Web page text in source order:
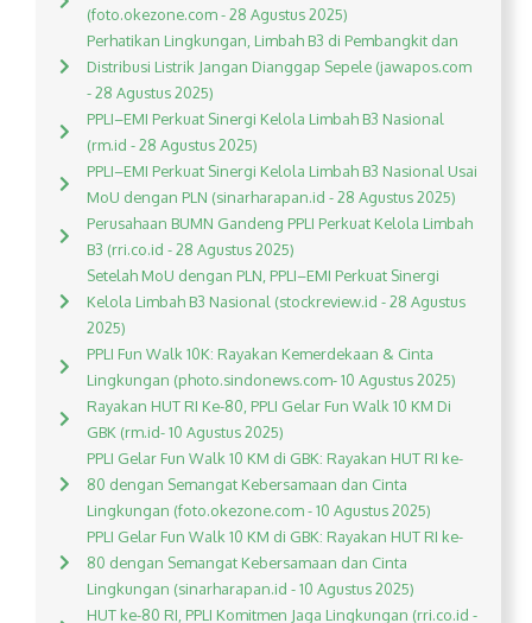
(foto.okezone.com - 28 Agustus 2025)
Perhatikan Lingkungan, Limbah B3 di Pembangkit dan
Distribusi Listrik Jangan Dianggap Sepele (jawapos.com
- 28 Agustus 2025)
PPLI–EMI Perkuat Sinergi Kelola Limbah B3 Nasional
(rm.id - 28 Agustus 2025)
PPLI–EMI Perkuat Sinergi Kelola Limbah B3 Nasional Usai
MoU dengan PLN (sinarharapan.id - 28 Agustus 2025)
Perusahaan BUMN Gandeng PPLI Perkuat Kelola Limbah
B3 (rri.co.id - 28 Agustus 2025)
Setelah MoU dengan PLN, PPLI–EMI Perkuat Sinergi
Kelola Limbah B3 Nasional (stockreview.id - 28 Agustus
2025)
PPLI Fun Walk 10K: Rayakan Kemerdekaan & Cinta
Lingkungan (photo.sindonews.com- 10 Agustus 2025)
Rayakan HUT RI Ke-80, PPLI Gelar Fun Walk 10 KM Di
GBK (rm.id- 10 Agustus 2025)
PPLI Gelar Fun Walk 10 KM di GBK: Rayakan HUT RI ke-
80 dengan Semangat Kebersamaan dan Cinta
Lingkungan (foto.okezone.com - 10 Agustus 2025)
PPLI Gelar Fun Walk 10 KM di GBK: Rayakan HUT RI ke-
80 dengan Semangat Kebersamaan dan Cinta
Lingkungan (sinarharapan.id - 10 Agustus 2025)
HUT ke-80 RI, PPLI Komitmen Jaga Lingkungan (rri.co.id -